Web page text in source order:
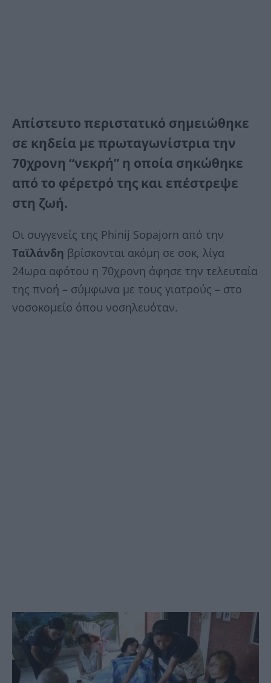
Απίστευτο περιστατικό σημειώθηκε
σε κηδεία με πρωταγωνίστρια την
70χρονη “νεκρή” η οποία σηκώθηκε
από το φέρετρό της και επέστρεψε
στη ζωή.
Οι συγγενείς της Phinij Sopajorn από την
Ταϊλάνδη βρίσκονται ακόμη σε σοκ, λίγα
24ωρα αφότου η 70χρονη άφησε την τελευταία
της πνοή – σύμφωνα με τους γιατρούς – στο
νοσοκομείο όπου νοσηλευόταν.